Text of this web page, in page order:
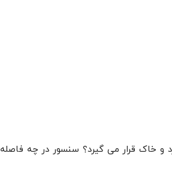
و خاک قرار می گیرد؟ سنسور در چه فاصله